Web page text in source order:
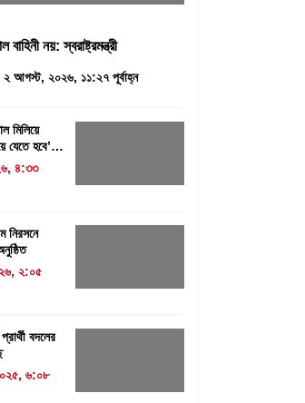
প্রেস ক্লাব সভাপতিকে ছুরিকাঘাতে
আসামী সুরুজ আলী কারাগারে
সঙ্গে তাল মিলিয়ে সাংবাদিকদের
যেতে হবে’- পিআইবির মহাপরিচালক
নয়: স্বরাষ্ট্রমন্ত্রী
২ আগস্ট, ২০২৬, ১১:২৭ পূর্বাহ্ন
মিলিয়ে
যেতে হবে’-
৪:৩৩
নিরসনে
২:০৫
বদলের
৬:০৮